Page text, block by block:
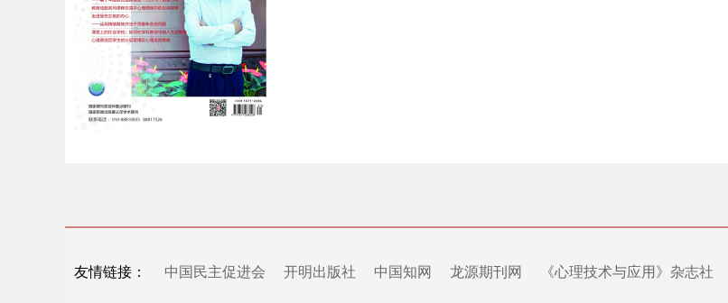
友情链接： 中国民主促进会 开明出版社 中国知网 龙源期刊网 《心理技术与应用》杂志社